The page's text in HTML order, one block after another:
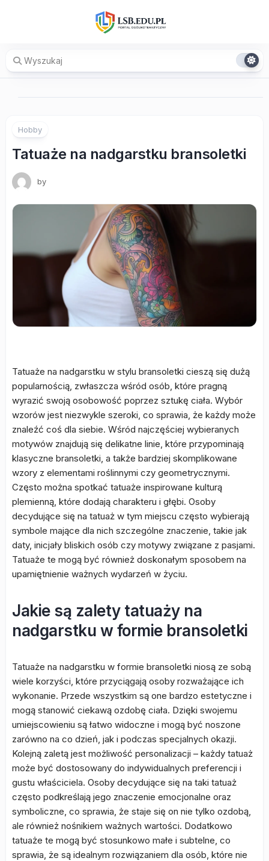
Hobby
Tatuaże na nadgarstku bransoletki
by
Tatuaże na nadgarstku w stylu bransoletki cieszą się dużą
popularnością, zwłaszcza wśród osób, które pragną
wyrazić swoją osobowość poprzez sztukę ciała. Wybór
wzorów jest niezwykle szeroki, co sprawia, że każdy może
znaleźć coś dla siebie. Wśród najczęściej wybieranych
motywów znajdują się delikatne linie, które przypominają
klasyczne bransoletki, a także bardziej skomplikowane
wzory z elementami roślinnymi czy geometrycznymi.
Często można spotkać tatuaże inspirowane kulturą
plemienną, które dodają charakteru i głębi. Osoby
decydujące się na tatuaż w tym miejscu często wybierają
symbole mające dla nich szczególne znaczenie, takie jak
daty, inicjały bliskich osób czy motywy związane z pasjami.
Tatuaże te mogą być również doskonałym sposobem na
upamiętnienie ważnych wydarzeń w życiu.
Jakie są zalety tatuaży na
nadgarstku w formie bransoletki
Tatuaże na nadgarstku w formie bransoletki niosą ze sobą
wiele korzyści, które przyciągają osoby rozważające ich
wykonanie. Przede wszystkim są one bardzo estetyczne i
mogą stanowić ciekawą ozdobę ciała. Dzięki swojemu
umiejscowieniu są łatwo widoczne i mogą być noszone
zarówno na co dzień, jak i podczas specjalnych okazji.
Kolejną zaletą jest możliwość personalizacji – każdy tatuaż
może być dostosowany do indywidualnych preferencji i
gustu właściciela. Osoby decydujące się na taki tatuaż
często podkreślają jego znaczenie emocjonalne oraz
symboliczne, co sprawia, że staje się on nie tylko ozdobą,
ale również nośnikiem ważnych wartości. Dodatkowo
tatuaże te mogą być stosunkowo małe i subtelne, co
sprawia, że są idealnym rozwiązaniem dla osób, które nie